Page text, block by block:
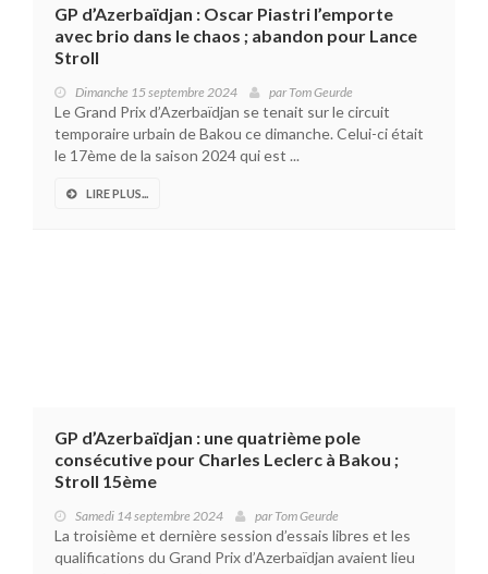
GP d’Azerbaïdjan : Oscar Piastri l’emporte
avec brio dans le chaos ; abandon pour Lance
Stroll
Dimanche 15 septembre 2024 par Tom Geurde
Le Grand Prix d’Azerbaïdjan se tenait sur le circuit
temporaire urbain de Bakou ce dimanche. Celui-ci était
le 17ème de la saison 2024 qui est ...
LIRE PLUS...
GP d’Azerbaïdjan : une quatrième pole
consécutive pour Charles Leclerc à Bakou ;
Stroll 15ème
Samedi 14 septembre 2024 par Tom Geurde
La troisième et dernière session d’essais libres et les
qualifications du Grand Prix d’Azerbaïdjan avaient lieu